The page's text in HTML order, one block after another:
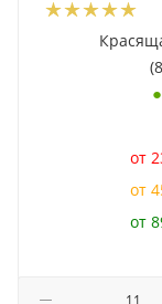
от
от
от